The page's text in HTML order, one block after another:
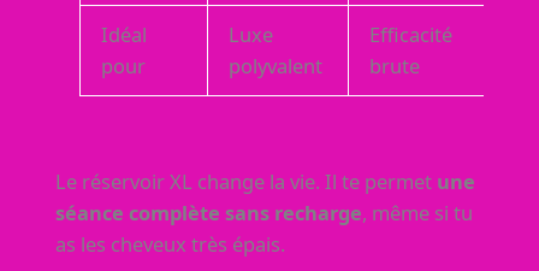
Idéal
pour
Luxe
polyvalent
Efficacité
brute
Le réservoir XL change la vie. Il te permet une
séance complète sans recharge, même si tu
as les cheveux très épais.